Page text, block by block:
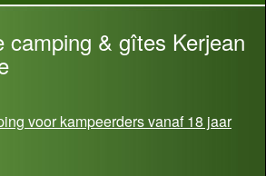
camping & gîtes Kerjean
voor kampeerders vanaf 18 jaar